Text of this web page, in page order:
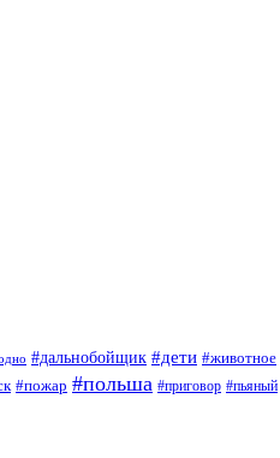
#дальнобойщик #дети #животное
#пожар #польша #приговор #пьяный